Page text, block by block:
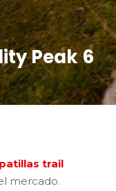
Peak 6
trail
mercado.